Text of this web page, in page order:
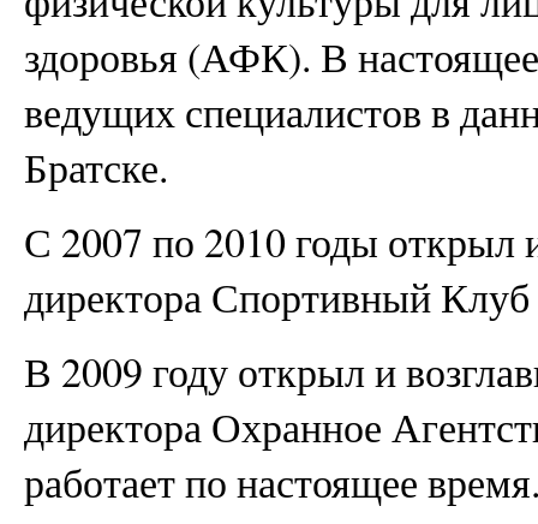
здоровья (АФК). В
ведущих специалистов в
Братске.
С 2007 по 2010 годы открыл
директора Спортивный
В 2009 году открыл и
директора Охранное
работает по настоящее